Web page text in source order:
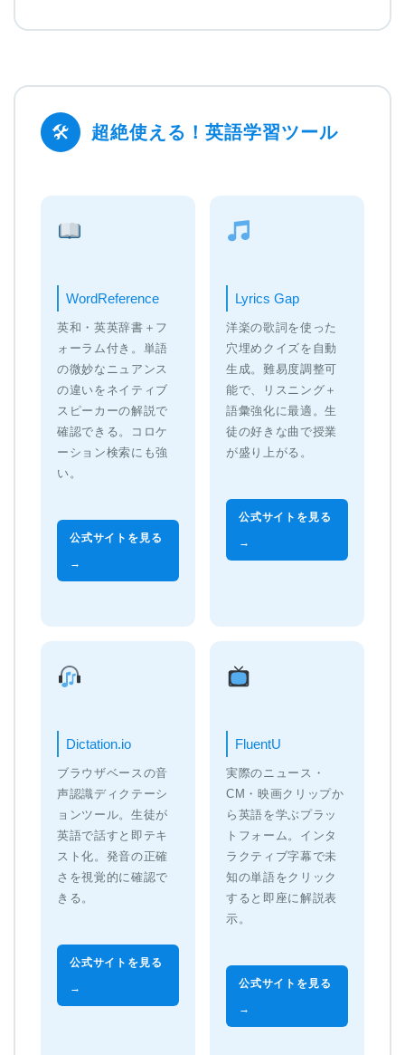
🛠 超絶使える！英語学習ツール
WordReference
英和・英英辞書＋フ
ォーラム付き。単語
の微妙なニュアンス
の違いをネイティブ
スピーカーの解説で
確認できる。コロケ
ーション検索にも強
い。
公式サイトを見る
→
Lyrics Gap
洋楽の歌詞を使った
穴埋めクイズを自動
生成。難易度調整可
能で、リスニング＋
語彙強化に最適。生
徒の好きな曲で授業
が盛り上がる。
公式サイトを見る
→
Dictation.io
ブラウザベースの音
声認識ディクテーシ
ョンツール。生徒が
英語で話すと即テキ
スト化。発音の正確
さを視覚的に確認で
きる。
公式サイトを見る
→
FluentU
実際のニュース・
CM・映画クリップか
ら英語を学ぶプラッ
トフォーム。インタ
ラクティブ字幕で未
知の単語をクリック
すると即座に解説表
示。
公式サイトを見る
→